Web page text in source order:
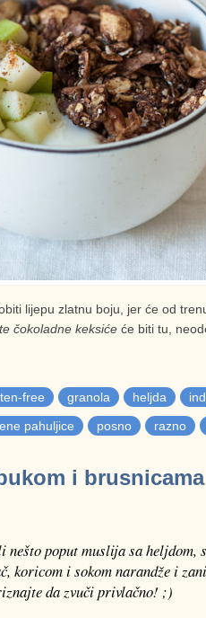
lijepu zlatnu boju, jer će od
čokoladne keksiće će biti tu,
free granola heljda
pahuljice posno razno
i brusnicama
poput muslija sa heljdom,
koricom i sokom narandže i
da zvuči privlačno! ;)